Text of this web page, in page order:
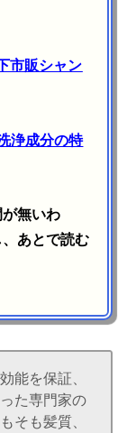
市販シャン
浄成分の特
無いわ
あとで読む
能を保証、
た専門家の
そも髪質、